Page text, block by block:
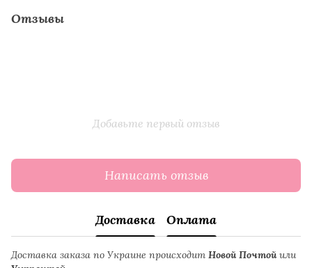
Отзывы
Добавьте первый отзыв
Написать отзыв
Доставка Оплата
Доставка заказа по Украине происходит Новой Почтой или